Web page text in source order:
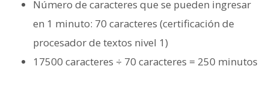
Número de caracteres que se pueden ingresar
en 1 minuto: 70 caracteres (certificación de
procesador de textos nivel 1)
17500 caracteres ÷ 70 caracteres = 250 minutos